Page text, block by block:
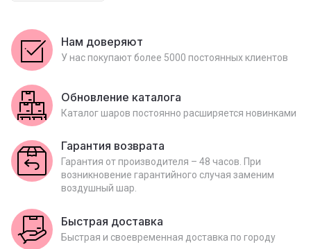
Нам доверяют
У нас покупают более 5000 постоянных клиентов
Обновление каталога
Каталог шаров постоянно расширяется новинками
Гарантия возврата
Гарантия от производителя – 48 часов. При
возникновение гарантийного случая заменим
воздушный шар.
Быстрая доставка
Быстрая и своевременная доставка по городу